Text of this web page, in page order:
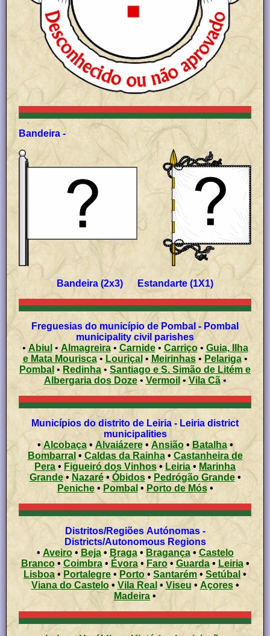
Bandeira -
Bandeira (2x3) Estandarte (1X1)
Freguesias do município de Pombal - Pombal
municipality civil parishes
• Abiul • Almagreira• Carnide• Carriço • Guia, Ilha
e Mata Mourisca• Louriçal • Meirinhas• Pelariga •
Pombal • Redinha • Santiago e S. Simão de Litém e
Albergaria dos Doze• Vermoil •Vila Cã•
Municípios do distrito de Leiria - Leiria district
municipalities
• Alcobaça• Alvaiázere• Ansião• Batalha•
Bombarral • Caldas da Rainha• Castanheira de
Pera • Figueiró dos Vinhos• Leiria • Marinha
Grande• Nazaré•Óbidos• Pedrógão Grande•
Peniche• Pombal • Porto de Mós•
Distritos/Regiões Autónomas -
Districts/Autonomous Regions
•Aveiro• Beja• Braga• Bragança• Castelo
Branco• Coimbra• Évora• Faro•Guarda• Leiria•
Lisboa •Portalegre • Porto • Santarém • Setúbal •
Viana do Castelo• Vila Real • Viseu • Açores •
Madeira •